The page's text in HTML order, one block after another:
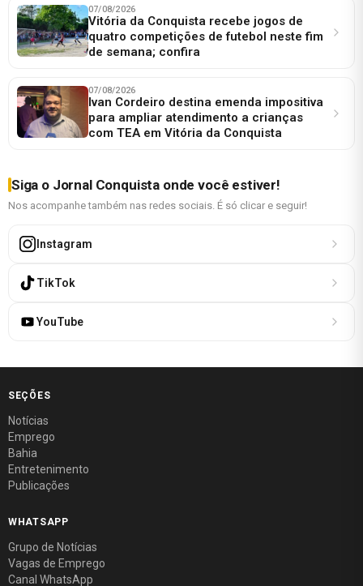
07/08/2026
Vitória da Conquista recebe jogos de
quatro competições de futebol neste fim
de semana; confira
07/08/2026
Ivan Cordeiro destina emenda impositiva
para ampliar atendimento a crianças
com TEA em Vitória da Conquista
Siga o Jornal Conquista onde você estiver!
Nos acompanhe também nas redes sociais. É só clicar e seguir!
Instagram
TikTok
YouTube
SEÇÕES
Notícias
Emprego
Bahia
Entretenimento
Publicações
WHATSAPP
Grupo de Notícias
Vagas de Emprego
Canal WhatsApp